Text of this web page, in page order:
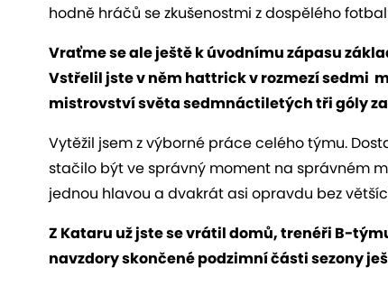
hodně hráčů se zkušenostmi z dospělého
Vraťme se ale ještě k úvodnímu zápasu
Vstřelil jste v něm hattrick v rozmezí sedmi
mistrovství světa sedmnáctiletých tři góly
Vytěžil jsem z výborné práce celého týmu.
stačilo být ve správný moment na správném
jednou hlavou a dvakrát asi opravdu bez
Z Kataru už jste se vrátil domů, trenéři B-
navzdory skončené podzimní části sezony